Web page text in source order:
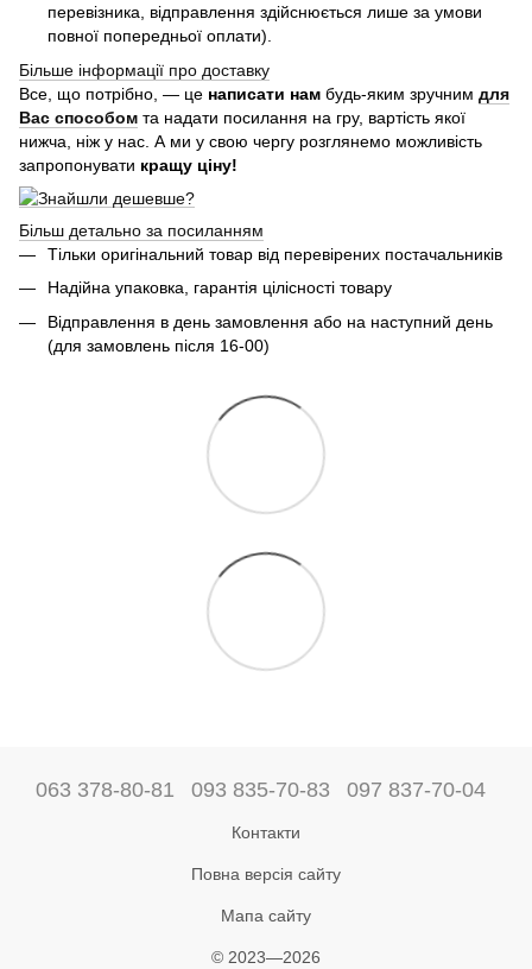
перевізника, відправлення здійснюється лише за умови
повної попередньої оплати).
Більше інформації про доставку
Все, що потрібно, — це написати нам будь-яким зручним для
Вас способом та надати посилання на гру, вартість якої
нижча, ніж у нас. А ми у свою чергу розглянемо можливість
запропонувати кращу ціну!
Більш детально за посиланням
Тільки оригінальний товар від перевірених постачальників
Надійна упаковка, гарантія цілісності товару
Відправлення в день замовлення або на наступний день
(для замовлень після 16-00)
063 378-80-81 093 835-70-83 097 837-70-04
Контакти
Повна версія сайту
Мапа сайту
© 2023—2026